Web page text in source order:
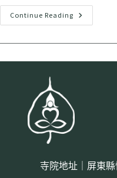
Continue Reading
寺院地址｜屏東